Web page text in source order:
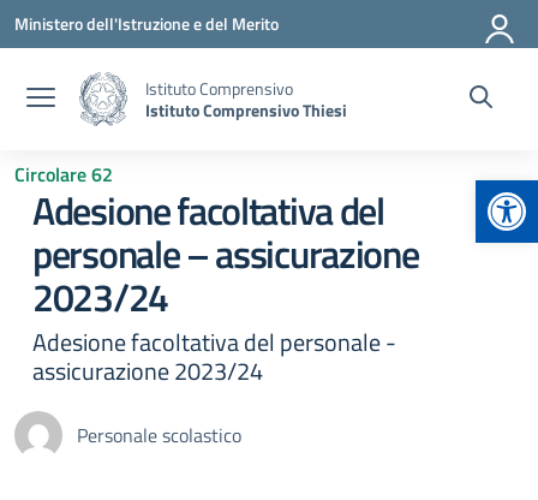
Vai ai contenuti
Vai al menu di navigazione
Vai al footer
Ministero dell'Istruzione e del Merito
Istituto Comprensivo
Istituto Comprensivo Thiesi
Circolare 62
Adesione facoltativa del
personale – assicurazione
2023/24
Adesione facoltativa del personale -
assicurazione 2023/24
Personale scolastico